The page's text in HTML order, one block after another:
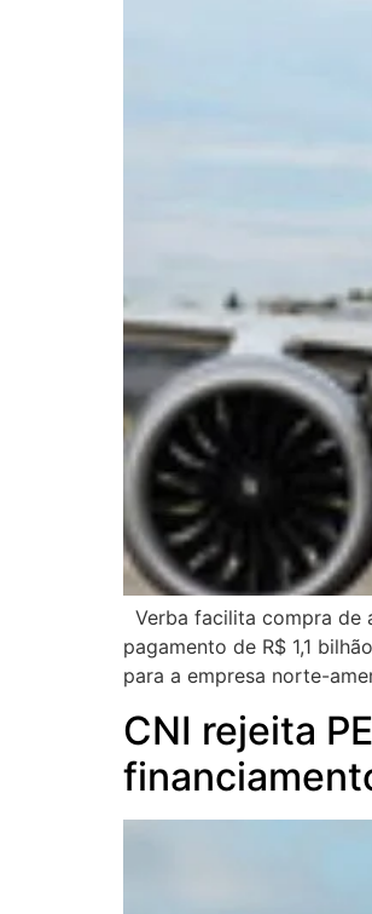
Verba facilita compra de
pagamento de R$ 1,1
para a empresa norte-
CNI rejeita